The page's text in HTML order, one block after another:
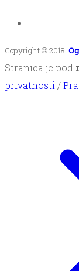
Copyright © 2018.
Stranica je pod
privatnosti /